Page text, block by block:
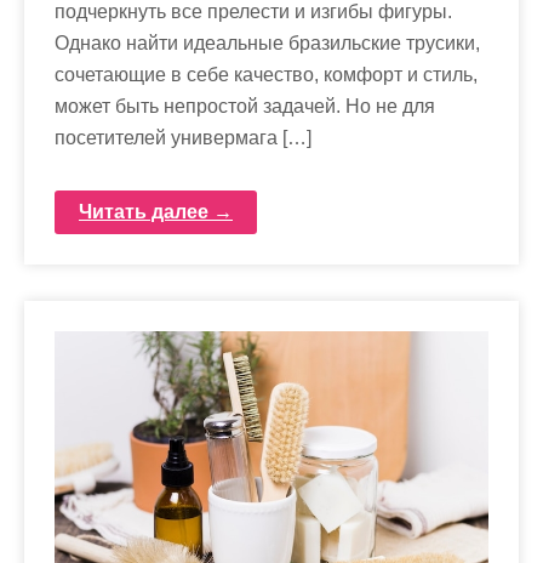
подчеркнуть все прелести и изгибы фигуры.
Однако найти идеальные бразильские трусики,
сочетающие в себе качество, комфорт и стиль,
может быть непростой задачей. Но не для
посетителей универмага […]
Читать далее →